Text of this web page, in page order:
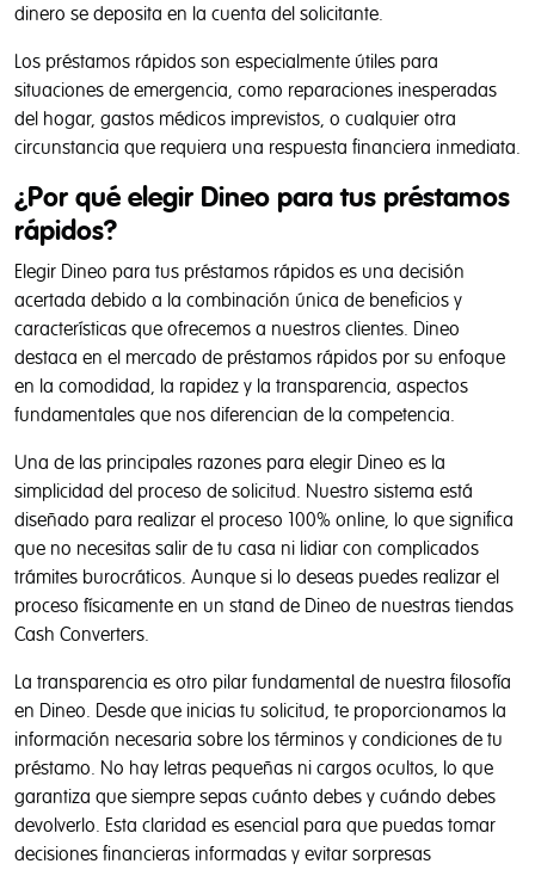
dinero se deposita en la cuenta del solicitante.
Los préstamos rápidos son especialmente útiles para
situaciones de emergencia, como reparaciones inesperadas
del hogar, gastos médicos imprevistos, o cualquier otra
circunstancia que requiera una respuesta financiera inmediata.
¿Por qué elegir Dineo para tus préstamos
rápidos?
Elegir Dineo para tus préstamos rápidos es una decisión
acertada debido a la combinación única de beneficios y
características que ofrecemos a nuestros clientes. Dineo
destaca en el mercado de préstamos rápidos por su enfoque
en la comodidad, la rapidez y la transparencia, aspectos
fundamentales que nos diferencian de la competencia.
Una de las principales razones para elegir Dineo es la
simplicidad del proceso de solicitud. Nuestro sistema está
diseñado para realizar el proceso 100% online, lo que significa
que no necesitas salir de tu casa ni lidiar con complicados
trámites burocráticos. Aunque si lo deseas puedes realizar el
proceso físicamente en un stand de Dineo de nuestras tiendas
Cash Converters.
La transparencia es otro pilar fundamental de nuestra filosofía
en Dineo. Desde que inicias tu solicitud, te proporcionamos la
información necesaria sobre los términos y condiciones de tu
préstamo. No hay letras pequeñas ni cargos ocultos, lo que
garantiza que siempre sepas cuánto debes y cuándo debes
devolverlo. Esta claridad es esencial para que puedas tomar
decisiones financieras informadas y evitar sorpresas
Privacidad y Políticas de Cookies
Tal y como aparece descrito en la Política de Privacidad,
este sitio web utiliza cookies propias y de terceros para
ayudarnos a analizar el uso que se hace del sitio web,
mejorar el rendimiento, personalizar nuestros servicios,
contenidos y anuncios publicitarios, cuantificar la eficacia
de las promociones y fomentar el comercio seguro y fiable.
Puedes consultar nuestra
Política de Cookies
al objeto de
configurarlas en los diferentes navegadores. Pulsando el
botón Aceptar prestas tu consentimiento para la utilización
de dichas cookies y podrás seguir navegando sin
restricciones.
Configurar cookies
Rechazar todas